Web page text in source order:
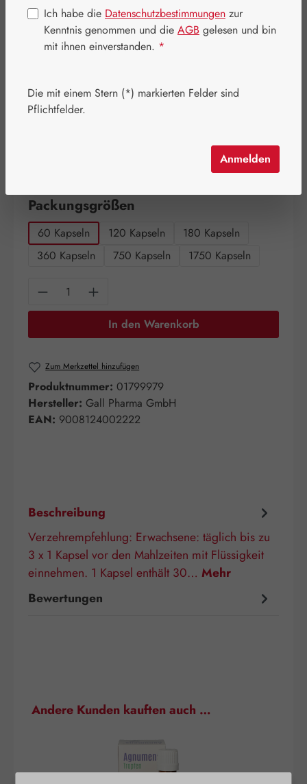
Regulärer Preis:
27,50 €
Inhalt:0.039 Kilogramm
Packungsgrößen
60 Kapseln 120 Kapseln
180 Kapseln
360 Kapseln
750 Kapseln 1750 Kapseln
Produkt Anzahl: Gib den gewünschten
In den Warenkorb
Zum Merkzettel hinzufügen
Produktnummer: 01799979
Hersteller: Gall Pharma GmbH
EAN: 9008124002222
Beschreibung
Verzehrempfehlung: Erwachsene: täglich bis zu
3 x 1 Kapsel vor den Mahlzeiten mit Flüssigkeit
einnehmen. 1 Kapsel enthält 30… Mehr
Bewertungen
Produktgalerie überspringen
Andere Kunden kauften auch …
Ich habe die Datenschutzbestimmungen zur
Kenntnis genommen und die AGB gelesen und bin
mit ihnen einverstanden. *
Die mit einem Stern (*) markierten Felder sind
Pflichtfelder.
Anmelden